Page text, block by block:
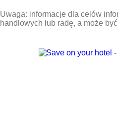
Uwaga: informacje dla celów
handlowych lub radę, a może